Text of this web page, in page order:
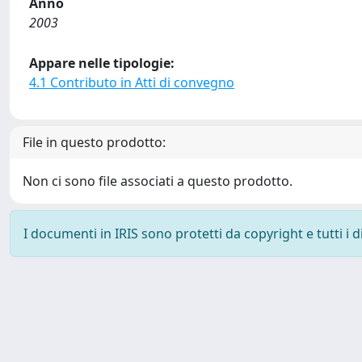
2003
Appare nelle tipologie:
4.1 Contributo in Atti di convegno
File in questo prodotto:
Non ci sono file associati a questo prodotto.
I documenti in IRIS sono protetti da copyright e tutti i